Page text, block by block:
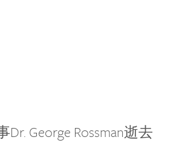
Dr. George Rossman逝去